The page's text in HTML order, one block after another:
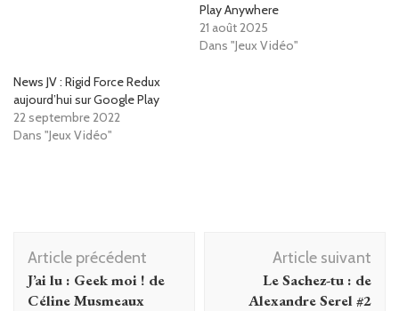
Play Anywhere
21 août 2025
Dans "Jeux Vidéo"
News JV : Rigid Force Redux
aujourd’hui sur Google Play
22 septembre 2022
Dans "Jeux Vidéo"
Navigation
d'article
Article précédent
J’ai lu : Geek moi ! de
Céline Musmeaux
Article suivant
Le Sachez-tu : de
Alexandre Serel #2